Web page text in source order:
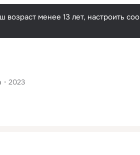
менее 13 лет, настроить
2023